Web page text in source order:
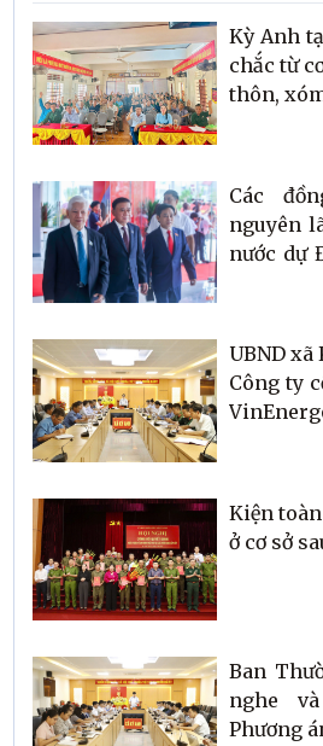
Kỳ Anh
chắc từ
thôn,
Các
nguyên
nước dự
UBND xã
Công ty
Kiện
ở cơ sở
Ban
nghe
Phương